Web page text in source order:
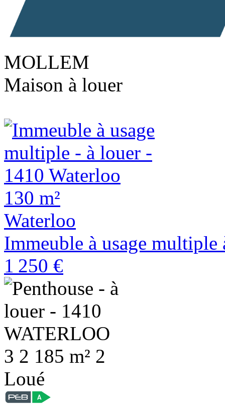
MOLLEM
Maison à louer
130 m²
Waterloo
Immeuble à usage multiple
1 250 €
3 2 185 m² 2
Loué